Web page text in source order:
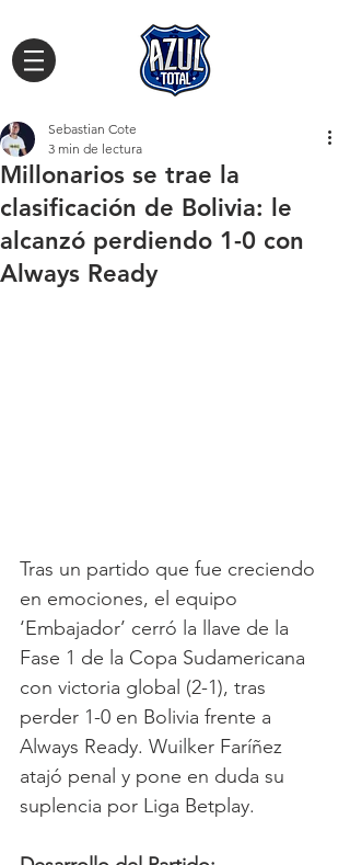
Millonarios se trae la
clasificación de Bolivia: le
alcanzó perdiendo 1-0 con
Always Ready
Sebastian Cote
3 min de lectura
Tras un partido que fue creciendo
en emociones, el equipo
‘Embajador’ cerró la llave de la
Fase 1 de la Copa Sudamericana
con victoria global (2-1), tras
perder 1-0 en Bolivia frente a
Always Ready. Wuilker Faríñez
atajó penal y pone en duda su
suplencia por Liga Betplay.